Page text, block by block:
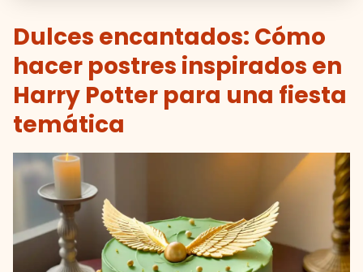
Dulces encantados: Cómo
hacer postres inspirados en
Harry Potter para una fiesta
temática